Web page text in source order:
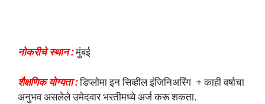
नोकरीचे स्थान :मुंबई
शैक्षणिक योग्यता :डिप्लोमा इन सिव्हील इंजिनिअरिंग + काही वर्षाचा
अनुभव असलेले उमेदवार भरतीमध्ये अर्ज करू शकता.